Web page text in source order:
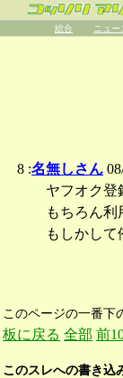
総合 ニュー
8 :名無しさん
ヤフオク
もちろん
もしかして
このページの一番下
板に戻る 全部 前
このスレへの書き込